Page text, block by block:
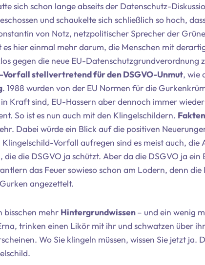
sich schon lange abseits der Datenschutz-
und schaukelte sich schließlich so hoch,
von Notz, netzpolitischer Sprecher der
hier einmal mehr darum, die Menschen mit
gegen die neue EU-Datenschutzgrundverordnung
stellvertretend für den DSGVO-Unmut, wie
. 1988 wurden von der EU Normen für die
Kraft sind, EU-Hassern aber dennoch immer
So ist es nun auch mit den Klingelschildern. Fakten
Dabei würde ein Blick auf die positiven
Vorfall aufregen sind es meist auch, die
die DSGVO ja schützt. Aber da die DSGVO ja ein
das Feuer sowieso schon am Lodern, denn
angezettelt.
bisschen mehr Hintergrundwissen– und ein wenig
trinken einen Likör mit ihr und schwatzen über
Wo Sie klingeln müssen, wissen Sie jetzt ja.